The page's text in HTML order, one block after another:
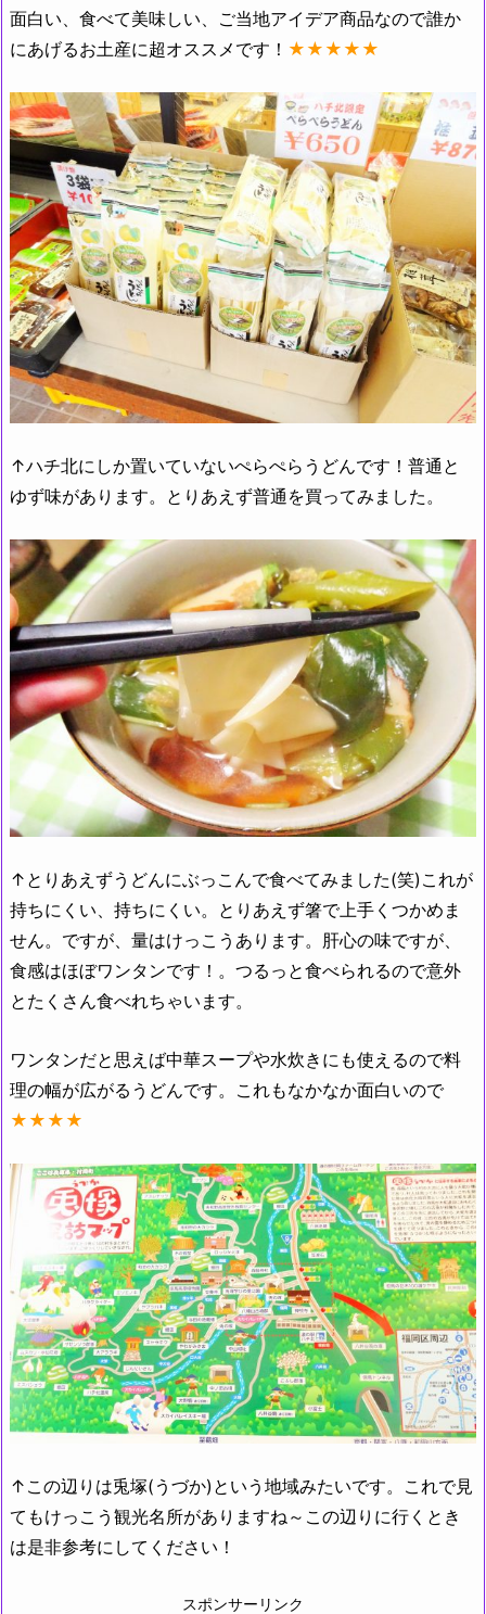
面白い、食べて美味しい、ご当地アイデア商品なので誰か
にあげるお土産に超オススメです！ ★★★★★
↑ハチ北にしか置いていないぺらぺらうどんです！普通と
ゆず味があります。とりあえず普通を買ってみました。
↑とりあえずうどんにぶっこんで食べてみました(笑)これが
持ちにくい、持ちにくい。とりあえず箸で上手くつかめま
せん。ですが、量はけっこうあります。肝心の味ですが、
食感はほぼワンタンです！。つるっと食べられるので意外
とたくさん食べれちゃいます。
ワンタンだと思えば中華スープや水炊きにも使えるので料
理の幅が広がるうどんです。これもなかなか面白いので
★★★★
↑この辺りは兎塚(うづか)という地域みたいです。これで見
てもけっこう観光名所がありますね～この辺りに行くとき
は是非参考にしてください！
スポンサーリンク